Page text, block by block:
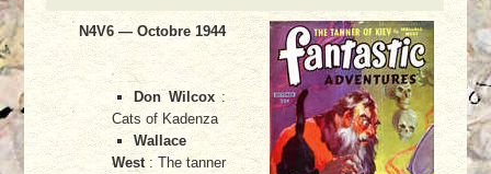
N4V6 — Octobre 1944
Don Wilcox:
Cats of Kadenza
Wallace
West : The tanner